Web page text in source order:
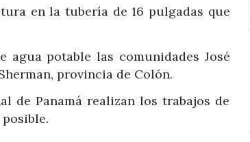
en la tubería de 16 pulgadas que
potable las comunidades José
provincia de Colón.
de Panamá realizan los trabajos de